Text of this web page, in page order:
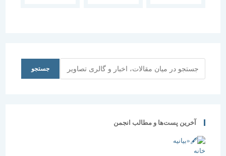
جستجو
آخرین پست‌ها و مطالب انجمن